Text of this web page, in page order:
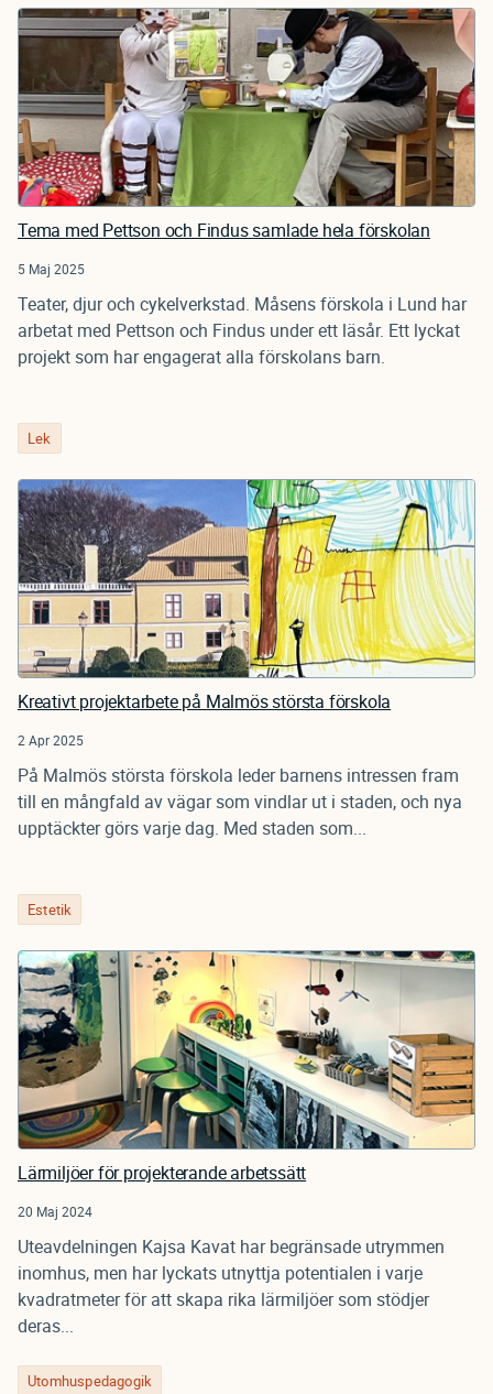
Tema med Pettson och Findus samlade hela förskolan
5 Maj 2025
Teater, djur och cykelverkstad. Måsens förskola i Lund har
arbetat med Pettson och Findus under ett läsår. Ett lyckat
projekt som har engagerat alla förskolans barn.
Lek
Kreativt projektarbete på Malmös största förskola
2 Apr 2025
På Malmös största förskola leder barnens intressen fram
till en mångfald av vägar som vindlar ut i staden, och nya
upptäckter görs varje dag. Med staden som...
Estetik
Lärmiljöer för projekterande arbetssätt
20 Maj 2024
Uteavdelningen Kajsa Kavat har begränsade utrymmen
inomhus, men har lyckats utnyttja potentialen i varje
kvadratmeter för att skapa rika lärmiljöer som stödjer
deras...
Utomhuspedagogik